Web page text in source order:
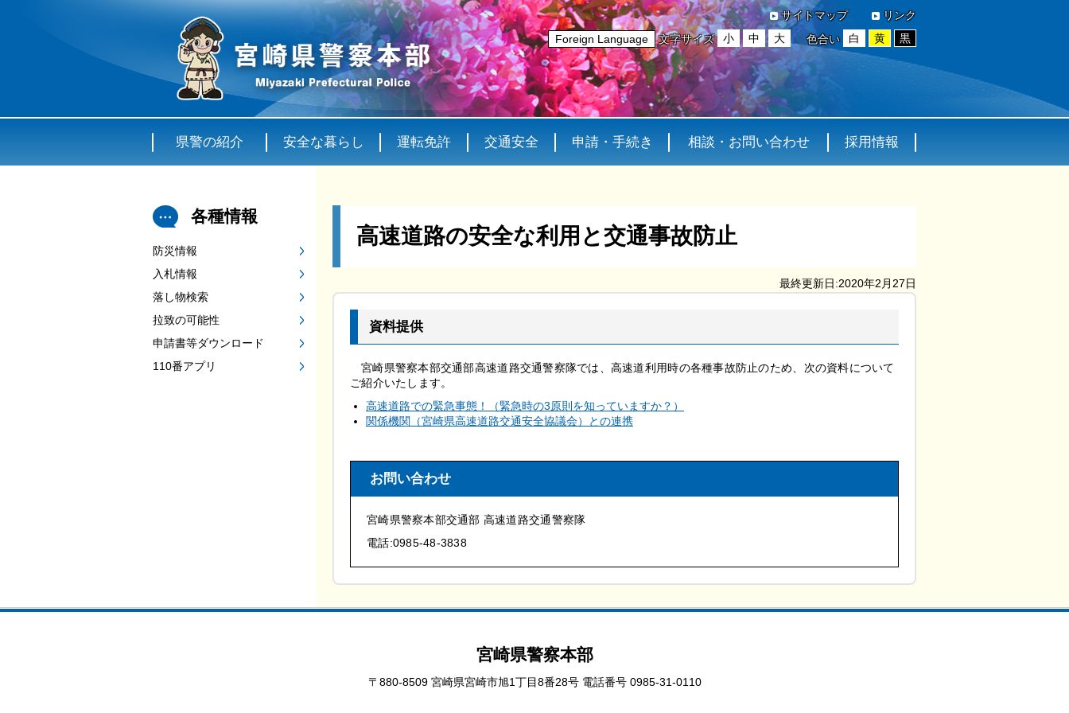
サイトマップ
リンク
Foreign Language
文字サイズ 小 中 大 色合い 白 黄 黒
県警の紹介 安全な暮らし 運転免許 交通安全 申請・手続き 相談・お問い合わせ 採用情報
高速道路の安全な利用と交通事故防止
最終更新日:2020年2月27日
資料提供
宮崎県警察本部交通部高速道路交通警察隊では、高速道利用時の各種事故防止のため、次の資料について
ご紹介いたします。
高速道路での緊急事態！（緊急時の3原則を知っていますか？）
関係機関（宮崎県高速道路交通安全協議会）との連携
お問い合わせ
宮崎県警察本部交通部 高速道路交通警察隊
電話:0985-48-3838
各種情報
防災情報
入札情報
落し物検索
拉致の可能性
申請書等ダウンロード
110番アプリ
宮崎県警察本部
〒880-8509 宮崎県宮崎市旭1丁目8番28号 電話番号 0985-31-0110